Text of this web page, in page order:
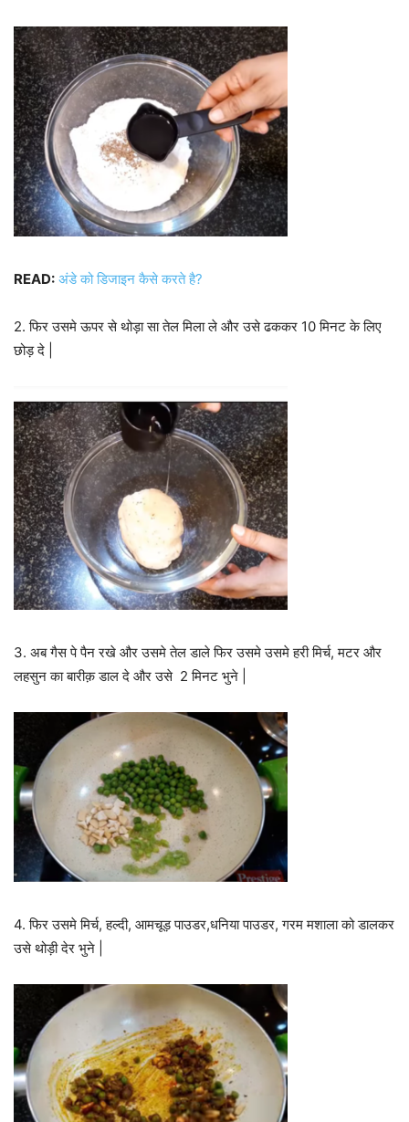
READ: अंडे को डिजाइन कैसे करते है?
2. फिर उसमे ऊपर से थोड़ा सा तेल मिला ले और उसे ढककर 10 मिनट के लिए
छोड़ दे |
3. अब गैस पे पैन रखे और उसमे तेल डाले फिर उसमे उसमे हरी मिर्च, मटर और
लहसुन का बारीक़ डाल दे और उसे 2 मिनट भुने |
4. फिर उसमे मिर्च, हल्दी, आमचूड़ पाउडर,धनिया पाउडर, गरम मशाला को डालकर
उसे थोड़ी देर भुने |